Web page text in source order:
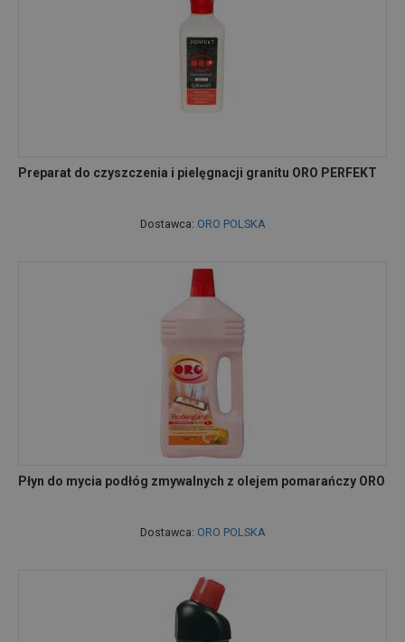
Preparat do czyszczenia i pielęgnacji granitu ORO PERFEKT
Dostawca: ORO POLSKA
Płyn do mycia podłóg zmywalnych z olejem pomarańczy ORO
Dostawca: ORO POLSKA